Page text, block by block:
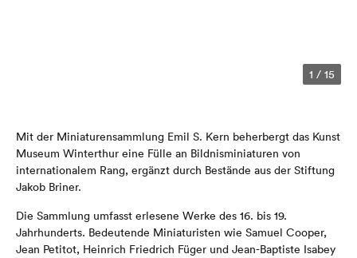
1 / 15
Mit der Miniaturensammlung Emil S. Kern beherbergt das Kunst
Museum Winterthur eine Fülle an Bildnisminiaturen von
internationalem Rang, ergänzt durch Bestände aus der Stiftung
Jakob Briner.
Die Sammlung umfasst erlesene Werke des 16. bis 19.
Jahrhunderts. Bedeutende Miniaturisten wie Samuel Cooper,
Jean Petitot, Heinrich Friedrich Füger und Jean-Baptiste Isabey